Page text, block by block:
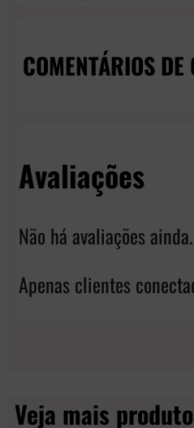
COMENTÁRIOS DE
Avaliações
Não há avaliações ainda.
Apenas clientes
Veja mais